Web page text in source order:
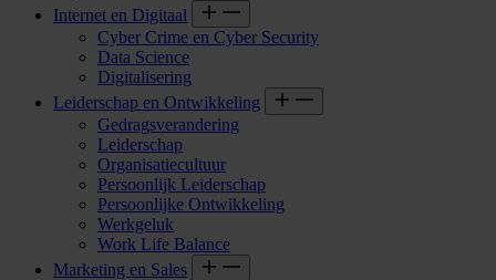
Internet en Digitaal
Cyber Crime en Cyber Security
Data Science
Digitalisering
Leiderschap en Ontwikkeling
Gedragsverandering
Leiderschap
Organisatiecultuur
Persoonlijk Leiderschap
Persoonlijke Ontwikkeling
Werkgeluk
Work Life Balance
Marketing en Sales